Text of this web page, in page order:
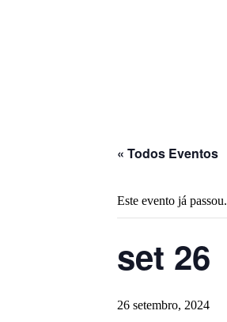
« Todos Eventos
Este evento já passou.
set 26
26 setembro, 2024